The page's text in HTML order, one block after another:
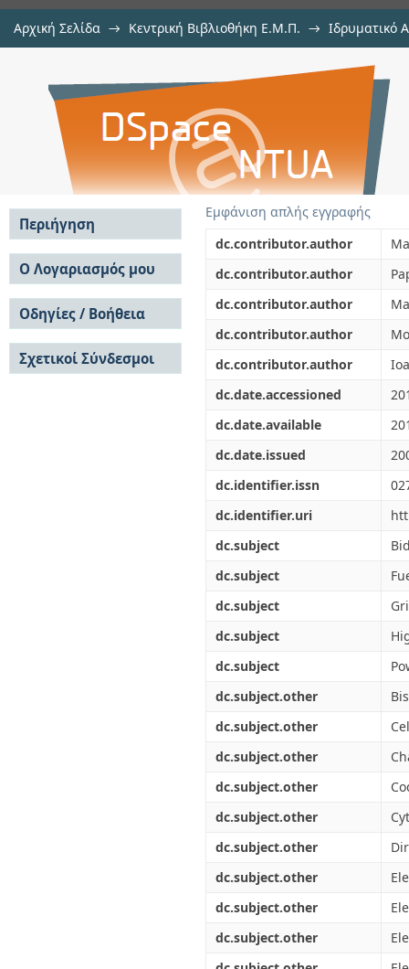
Αρχική Σελίδα → Κεντρική Βιβλιοθήκη Ε.Μ.Π. → Ιδρυματικό
A power electronics conversion
Εμφάνιση απλής εγγραφής
dc.contributor.author
dc.contributor.author
dc.contributor.author
dc.contributor.author
dc.contributor.author
dc.date.accessioned
dc.date.available
dc.date.issued
dc.identifier.issn
dc.identifier.uri
dc.subject
dc.subject
dc.subject
dc.subject
dc.subject
dc.subject.other
dc.subject.other
dc.subject.other
dc.subject.other
dc.subject.other
dc.subject.other
dc.subject.other
dc.subject.other
dc.subject.other
Περιήγηση
Σε όλο το DSpace
Κοινότητες & Συλλογές
Ανά Ημερομηνία
Έκδοσης
Συγγραφείς
Τίτλοι
Θέματα
Ο Λογαριασμός μου
Σύνδεση
Εγγραφή
Οδηγίες / Βοήθεια
Οδηγίες Υποβολής
Οδηγίες Χρήσης ΙΑ
Συχνές Ερωτήσεις
Σχετικοί Σύνδεσμοι